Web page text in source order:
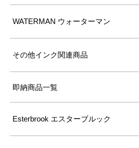
WATERMAN ウォーターマン
その他インク関連商品
即納商品一覧
Esterbrook エスターブルック